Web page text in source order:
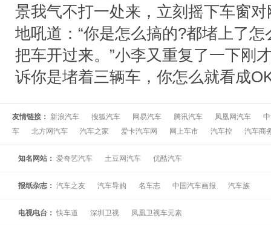
景我气不打一处来，立刻摇下车窗
地吼道：“你是怎么搞的?都堵上了
把车开过来。”小李又重复了一下刚
诉你是堵着三辆车，你怎么就看成
友情链接： 新浪汽车 搜狐汽车 网易汽车 腾讯汽车 凤凰网汽车
车
北方网汽车 汽车之家 爱卡汽车网 网上车市 汽车控 汽车商
知名网站： 爱奇艺汽车 土豆网汽车 优酷汽车
报纸杂志： 汽车之友 汽车导购 名车志 中国汽车画报 汽车族
电视电台： 快车道 深圳卫视 凤凰卫视车元素